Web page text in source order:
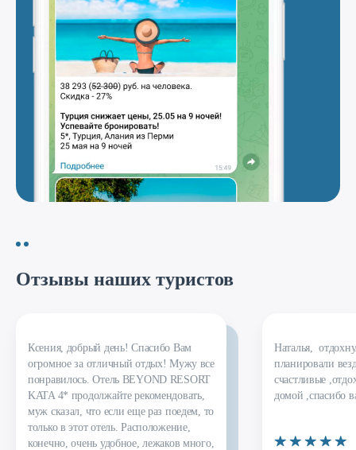
Отзывы наших туристов
Ксения, добрый день! Спасибо Вам
огромное за отличный отдых! Мужу все
понравилось. Отель BEYOND RESORT
KATA 4* продолжайте рекомендовать,
муж сказал, что если еще раз поедем, то
только в этот отель. Расположение,
конечно, очень удобное, лежаков много,
Наталья,
планировали
счастливые
домой ,спасибо